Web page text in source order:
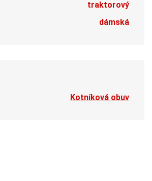
traktorový
dámská
Kotníková obuv